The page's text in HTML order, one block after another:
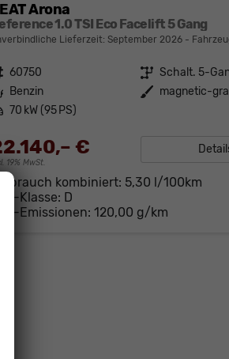
Arona
1.0 TSI Eco Facelift 5 Gang
Lieferzeit: September 2026 Fahrzeug
60750 Getriebe Schalt. 5-
Benzin Außenfarbe magnetic-
70 kW (95 PS)
€
19% MwSt.
kombiniert: 5,30 l/100km
-Klasse: D
-Emissionen: 120,00 g/km